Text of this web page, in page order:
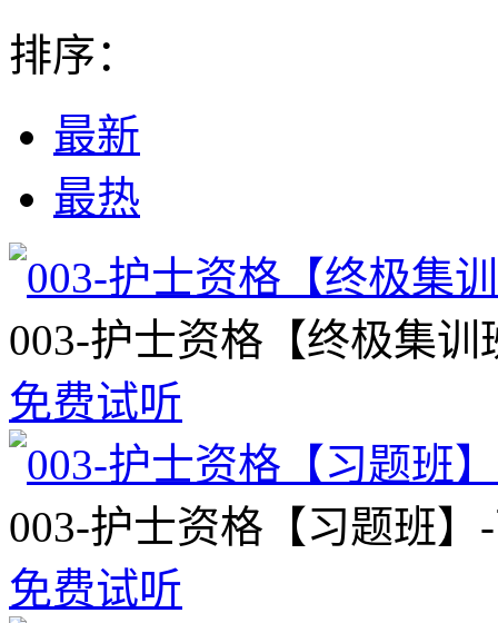
排序：
最新
最热
003-护士资格【终极集训
免费试听
003-护士资格【习题班】
免费试听